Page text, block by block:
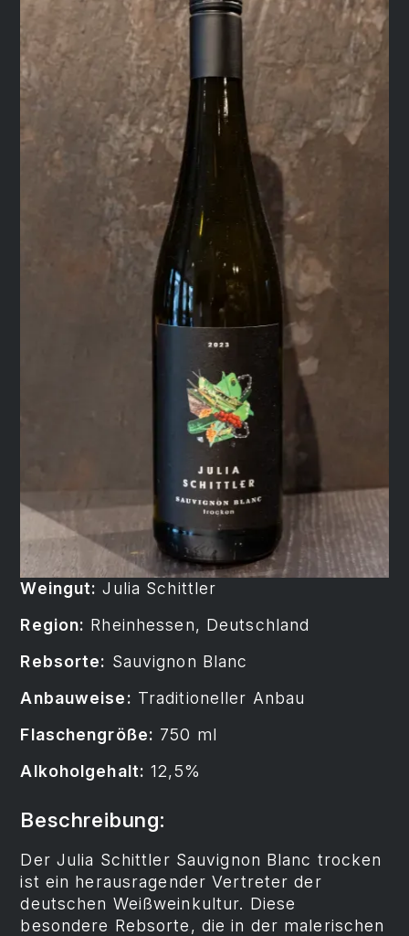
Weingut: Julia Schittler
Region: Rheinhessen, Deutschland
Rebsorte: Sauvignon Blanc
Anbauweise: Traditioneller Anbau
Flaschengröße: 750 ml
Alkoholgehalt: 12,5%
Beschreibung:
Der Julia Schittler Sauvignon Blanc trocken
ist ein herausragender Vertreter der
deutschen Weißweinkultur. Diese
besondere Rebsorte, die in der malerischen